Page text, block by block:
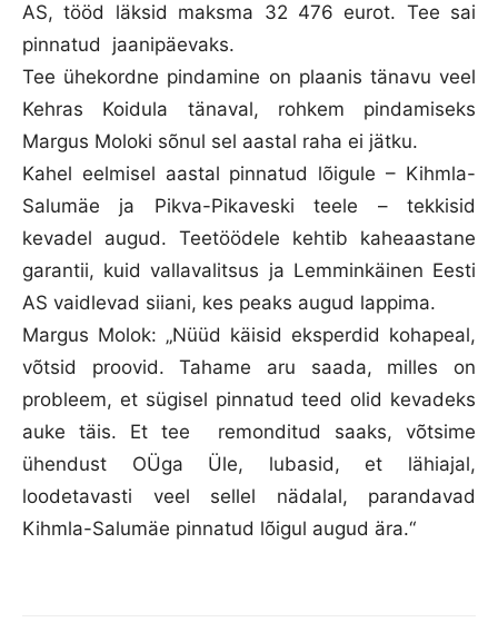
AS, tööd läksid maksma 32 476 eurot. Tee sai
pinnatud jaanipäevaks.
Tee ühekordne pindamine on plaanis tänavu veel
Kehras Koidula tänaval, rohkem pindamiseks
Margus Moloki sõnul sel aastal raha ei jätku.
Kahel eelmisel aastal pinnatud lõigule – Kihmla-
Salumäe ja Pikva-Pikaveski teele – tekkisid
kevadel augud. Teetöödele kehtib kaheaastane
garantii, kuid vallavalitsus ja Lemminkäinen Eesti
AS vaidlevad siiani, kes peaks augud lappima.
Margus Molok: „Nüüd käisid eksperdid kohapeal,
võtsid proovid. Tahame aru saada, milles on
probleem, et sügisel pinnatud teed olid kevadeks
auke täis. Et tee remonditud saaks, võtsime
ühendust OÜga Üle, lubasid, et lähiajal,
loodetavasti veel sellel nädalal, parandavad
Kihmla-Salumäe pinnatud lõigul augud ära.“